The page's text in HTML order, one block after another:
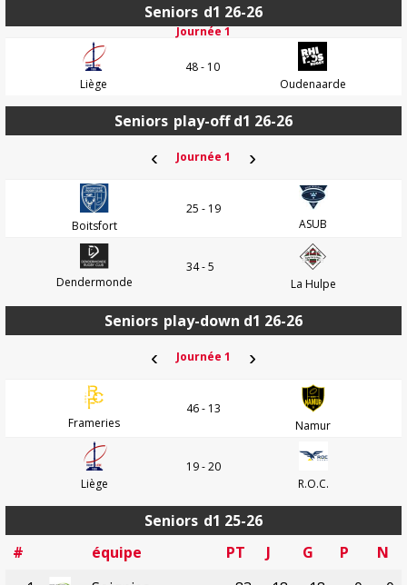
Seniors d1 26-26
Journée 1
Liège
48 - 10
Oudenaarde
Seniors play-off d1 26-26
‹ Journée 1 ›
Boitsfort
25 - 19
ASUB
Dendermonde
34 - 5
La Hulpe
Seniors play-down d1 26-26
‹ Journée 1 ›
Frameries
46 - 13
Namur
Liège
19 - 20
R.O.C.
Seniors d1 25-26
#
équipe PT J G P
N